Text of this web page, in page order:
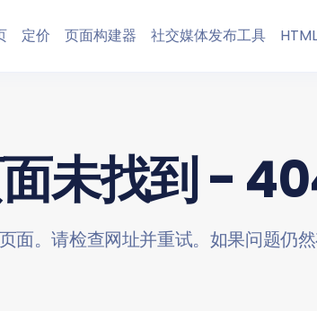
定价 页面构建器 社交媒体发布工具
未找到 -
面。请检查网址并重试。如果问题仍